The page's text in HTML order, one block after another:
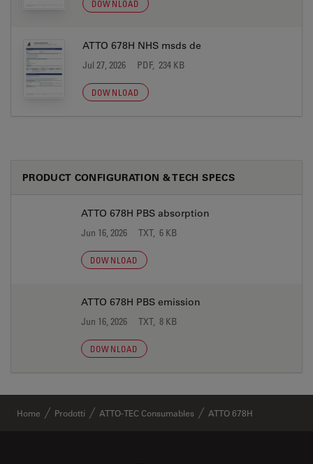
DOWNLOAD
ATTO 678H NHS msds de
Jul 27, 2026 PDF, 234 KB
DOWNLOAD
PRODUCT CONFIGURATION & TECH SPECS
ATTO 678H PBS absorption
Jun 16, 2026 TXT, 6 KB
DOWNLOAD
ATTO 678H PBS emission
Jun 16, 2026 TXT, 8 KB
DOWNLOAD
Home Prodotti ATTO-TEC Consumables ATTO 678H